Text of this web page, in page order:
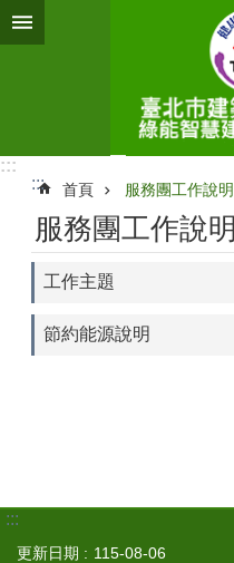
跳到主要內容區塊
:::
:::
首頁 服務團工作說明
服務團工作說明
工作主題
節約能源說明
:::
更新日期
115-08-06